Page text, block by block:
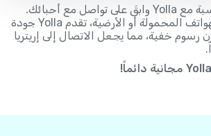
استمتع بأسعار مناسبة مع Yolla وابقَ على تواصل مع أحبائك.
سواء كنت تتصل بالهواتف المحمولة أو الأرضية، تقدم Yolla جودة
رسوم خفية، مما يجعل الاتصال إلى إريتريا